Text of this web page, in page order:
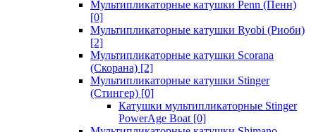
Мультипликаторные катушки Penn (Пенн)
[0]
Мультипликаторные катушки Ryobi (Риоби)
[2]
Мультипликаторные катушки Scorana
(Скорана) [2]
Мультипликаторные катушки Stinger
(Стингер) [0]
Катушки мультипликаторные Stinger
PowerAge Boat [0]